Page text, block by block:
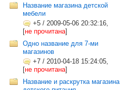
Название магазина детской
мебели
+5 / 2009-05-06 20:32:16,
[не прочитана]
Одно название для 7-ми
магазинов
+7 / 2010-04-18 15:24:05,
[не прочитана]
Название и раскрутка магазина